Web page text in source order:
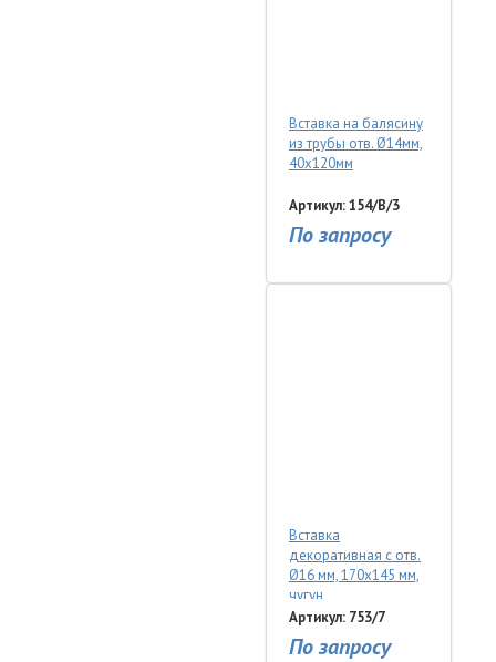
Вставка на балясину
из трубы отв. Ø14мм,
40х120мм
Артикул: 154/B/3
По запросу
Вставка
декоративная с отв.
Ø16 мм, 170х145 мм,
чугун
Артикул: 753/7
По запросу